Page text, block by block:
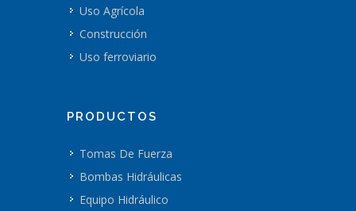
Uso Agrícola
Construcción
Uso ferroviario
PRODUCTOS
Tomas De Fuerza
Bombas Hidráulicas
Equipo Hidráulico